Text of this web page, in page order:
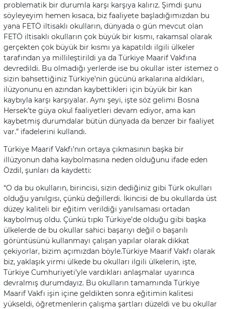
problematik bir durumla karşı karşıya kalırız. Şimdi şunu
söyleyeyim hemen kısaca, biz faaliyete başladığımızdan bu
yana FETÖ iltisaklı okulların, dünyada o gün mevcut olan
FETÖ iltisaklı okulların çok büyük bir kısmı, rakamsal olarak
gerçekten çok büyük bir kısmı ya kapatıldı ilgili ülkeler
tarafından ya millileştirildi ya da Türkiye Maarif Vakfına
devredildi. Bu olmadığı yerlerde ise bu okullar ister istemez o
sizin bahsettiğiniz Türkiye’nin gücünü arkalarına aldıkları,
ilüzyonunu en azından kaybettikleri için büyük bir kan
kaybıyla karşı karşıyalar. Aynı şeyi, işte söz gelimi Bosna
Hersek’te güya okul faaliyetleri devam ediyor, ama kan
kaybetmiş durumdalar bütün dünyada da benzer bir faaliyet
var.” ifadelerini kullandı.
Türkiye Maarif Vakfı’nın ortaya çıkmasının başka bir
illüzyonun daha kaybolmasına neden olduğunu ifade eden
Özdil, şunları da kaydetti:
“O da bu okulların, birincisi, sizin dediğiniz gibi Türk okulları
olduğu yanılgısı, çünkü değillerdi. İkincisi de bu okullarda üst
düzey kaliteli bir eğitim verildiği yanılsaması ortadan
kaybolmuş oldu. Çünkü tıpkı Türkiye’de olduğu gibi başka
ülkelerde de bu okullar sahici başarıyı değil o başarılı
görüntüsünü kullanmayı çalışan yapılar olarak dikkat
çekiyorlar, bizim açımızdan böyle.Türkiye Maarif Vakfı olarak
biz, yaklaşık yirmi ülkede bu okulları ilgili ülkelerin, işte,
Türkiye Cumhuriyeti’yle vardıkları anlaşmalar uyarınca
devralmış durumdayız. Bu okulların tamamında Türkiye
Maarif Vakfı işin içine geldikten sonra eğitimin kalitesi
yükseldi, öğretmenlerin çalışma şartları düzeldi ve bu okullar